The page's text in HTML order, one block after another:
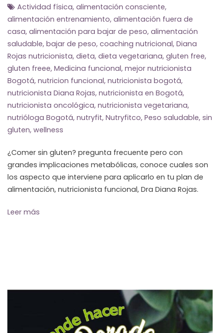
Actividad física, alimentación consciente,
alimentación entrenamiento, alimentación fuera de
casa, alimentación para bajar de peso, alimentación
saludable, bajar de peso, coaching nutricional, Diana
Rojas nutricionista, dieta, dieta vegetariana, gluten free,
gluten freee, Medicina funcional, mejor nutricionista
Bogotá, nutricion funcional, nutricionista bogotá,
nutricionista Diana Rojas, nutricionista en Bogotá,
nutricionista oncológica, nutricionista vegetariana,
nutrióloga Bogotá, nutryfit, Nutryfitco, Peso saludable, sin
gluten, wellness
¿Comer sin gluten? pregunta frecuente pero con
grandes implicaciones metabólicas, conoce cuales son
los aspecto que interviene para aplicarlo en tu plan de
alimentación, nutricionista funcional, Dra Diana Rojas.
Leer más